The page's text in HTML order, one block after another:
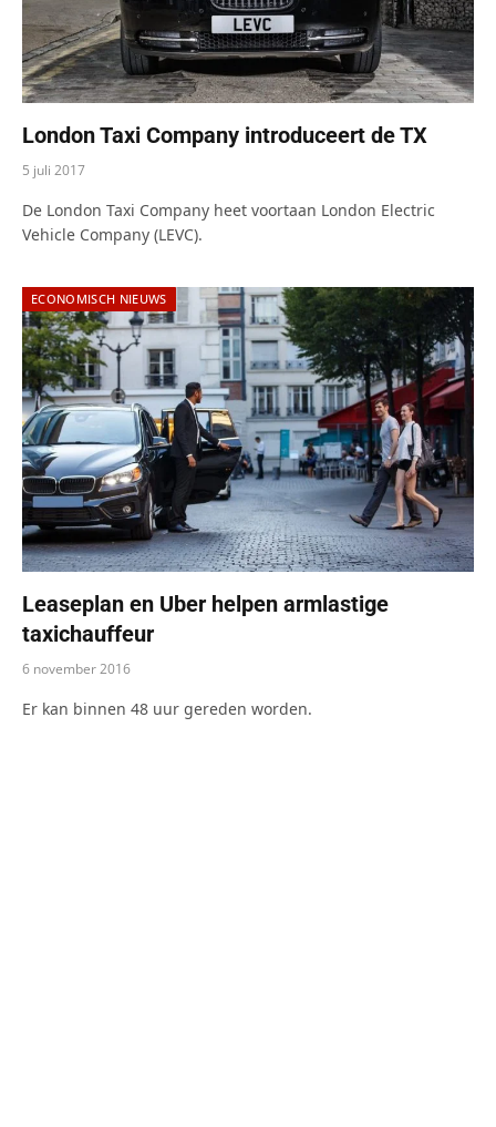
London Taxi Company introduceert de TX
5 juli 2017
De London Taxi Company heet voortaan London Electric
Vehicle Company (LEVC).
ECONOMISCH NIEUWS
Leaseplan en Uber helpen armlastige
taxichauffeur
6 november 2016
Er kan binnen 48 uur gereden worden.